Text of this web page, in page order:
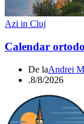
Azi in Cluj
Calendar
De laAndrei
.8/8/2026